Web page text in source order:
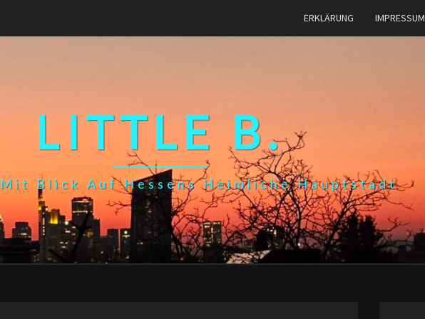
ERKLÄRUNG IMPRESSUM
LITTLE B.
Blick Auf Hessens Heimliche Hauptstadt